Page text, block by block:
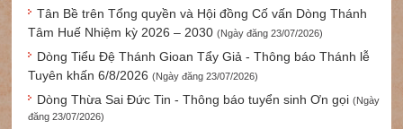
Tân Bề trên Tổng quyền và Hội đồng Cố vấn Dòng Thánh
Tâm Huế Nhiệm kỳ 2026 – 2030(Ngày đăng 23/07/2026)
Dòng Tiểu Đệ Thánh Gioan Tẩy Giả - Thông báo Thánh lễ
Tuyên khấn 6/8/2026(Ngày đăng 23/07/2026)
Dòng Thừa Sai Đức Tin - Thông báo tuyển sinh Ơn gọi(Ngày
đăng 23/07/2026)